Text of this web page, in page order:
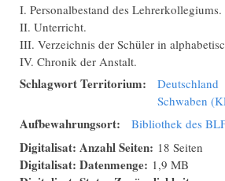
I. Personalbestand des Lehrerkollegiums.
II. Unterricht.
III. Verzeichnis der Schüler in
IV. Chronik der Anstalt.
Schlagwort Territorium: Deutschland
Schwaben
Aufbewahrungsort: Bibliothek des
Digitalisat: Anzahl Seiten: 18 Seiten
Digitalisat: Datenmenge: 1,9 MB